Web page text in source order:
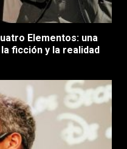
Elementos: una
ficción y la realidad